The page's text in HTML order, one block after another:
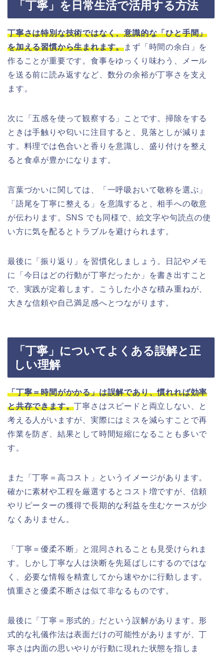
「丁寧」を日常生活で活用する方法
丁寧さは特別な技術ではなく、意識的な「ひと手間」
を加える習慣から生まれます。まず「時間の余白」を
作ることが重要です。食事をゆっくり味わう、メール
を送る前に読み返すなど、数分の余裕が丁寧さを支え
ます。
次に「五感を使って観察する」ことです。掃除をする
ときは手触りや匂いに注目すると、見落としが減りま
す。料理では色合いと香りを意識し、盛り付けを整え
ると食卓が豊かになります。
言葉づかいに関しては、「一呼吸おいて敬称を選ぶ」
「語尾を丁寧に整える」を意識すると、相手への敬意
が伝わります。SNS でも同様で、絵文字や句読点の使
い方に気を配るとトラブルを避けられます。
最後に「振り返り」を習慣化しましょう。日記やメモ
に「今日はどの行動が丁寧だったか」を書き出すこと
で、実践が定着します。こうした小さな積み重ねが、
大きな信頼や自己満足感へとつながります。
「丁寧」についてよくある誤解と正
しい理解
「丁寧＝時間がかかる」は誤解であり、慣れれば効率
と共存できます。丁寧さはスピードと両立しない、と
考える人がいますが、実際にはミスを減らすことで再
作業を防ぎ、結果として時間短縮になることも多いで
す。
また「丁寧＝高コスト」というイメージがあります。
確かに素材や工程を厳選するとコスト増ですが、信頼
やリピーターの獲得で長期的な利益を生むケースが少
なくありません。
「丁寧＝優柔不断」と混同されることも見受けられま
す。しかし丁寧な人は決断を先延ばしにするのではな
く、必要な情報を精査してから速やかに行動します。
慎重さと優柔不断さは似て非なるものです。
最後に「丁寧＝形式的」だという誤解があります。形
式的な礼儀作法は表面だけの可能性がありますが、丁
寧さは内面の思いやりが行動に現れた状態を指しま